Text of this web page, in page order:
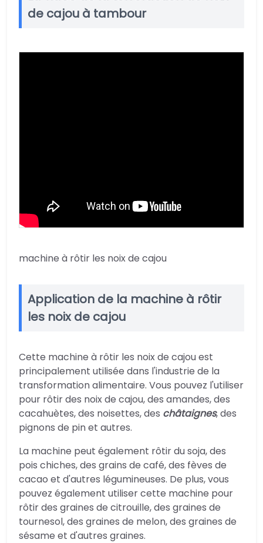
de cajou à tambour
machine à rôtir les noix de cajou
Application de la machine à rôtir
les noix de cajou
Cette machine à rôtir les noix de cajou est
principalement utilisée dans l'industrie de la
transformation alimentaire. Vous pouvez l'utiliser
pour rôtir des noix de cajou, des amandes, des
cacahuètes, des noisettes, des châtaignes, des
pignons de pin et autres.
La machine peut également rôtir du soja, des
pois chiches, des grains de café, des fèves de
cacao et d'autres légumineuses. De plus, vous
pouvez également utiliser cette machine pour
rôtir des graines de citrouille, des graines de
tournesol, des graines de melon, des graines de
sésame et d'autres graines.